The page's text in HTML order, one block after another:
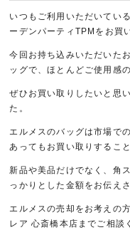
いつもご利用いただいてい
ーデンパーティTPMをお買
今回お持ち込みいただいた
ッグで、ほとんどご使用感
ぜひお買い取りしたいと思
た。
エルメスのバッグは市場で
あってもお買い取りするこ
新品や美品だけでなく、角
っかりとした金額をお伝え
エルメスの売却をお考えの
レア 心斎橋本店までご相談